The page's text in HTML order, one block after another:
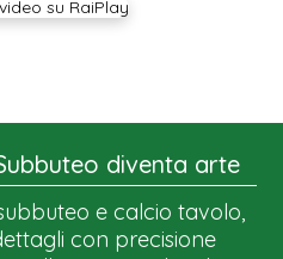
diventa arte
e calcio tavolo,
con precisione